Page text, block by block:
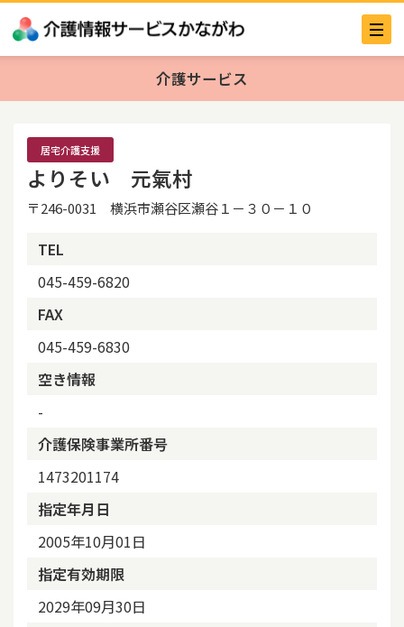
介護サービス
居宅介護支援
よりそい 元氣村
〒246-0031 横浜市瀬谷区瀬谷１－３０－１０
TEL
045-459-6820
FAX
045-459-6830
空き情報
-
介護保険事業所番号
1473201174
指定年月日
2005年10月01日
指定有効期限
2029年09月30日